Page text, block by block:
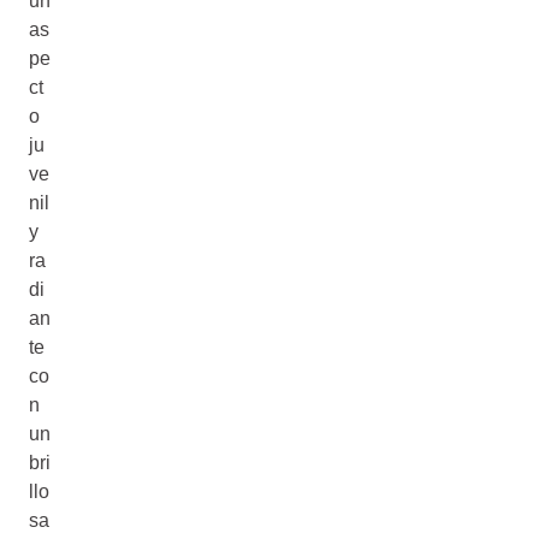
as
pe
ct
o
ju
ve
nil
y
ra
di
an
te
co
n
un
bri
llo
sa